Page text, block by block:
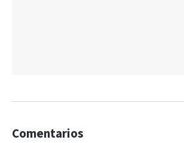
Comentarios